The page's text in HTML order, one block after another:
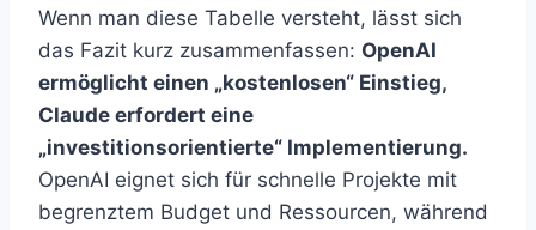
Wenn man diese Tabelle versteht, lässt sich
das Fazit kurz zusammenfassen: OpenAI
ermöglicht einen „kostenlosen“ Einstieg,
Claude erfordert eine
„investitionsorientierte“ Implementierung.
OpenAI eignet sich für schnelle Projekte mit
begrenztem Budget und Ressourcen, während